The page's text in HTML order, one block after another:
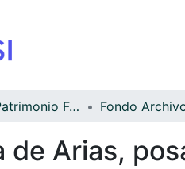
Archivo del Patrimonio Fotográfico y Fílmico del Valle del Cauca
de Arias,